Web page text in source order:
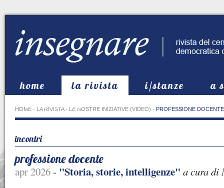
home la rivista i/stanze
a
in evidenza
HOME - LA RIVISTA- LE NOSTRE INIZIATIVE (VIDEO) - PROFESSIONE DOCENTE
incontri
professione docente
apr 2026- "Storia, storie, intelligenze" a cura di